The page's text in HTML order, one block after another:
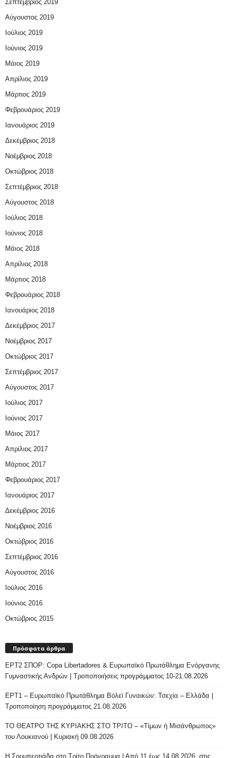
Σεπτέμβριος 2019
Αύγουστος 2019
Ιούλιος 2019
Ιούνιος 2019
Μάιος 2019
Απρίλιος 2019
Μάρτιος 2019
Φεβρουάριος 2019
Ιανουάριος 2019
Δεκέμβριος 2018
Νοέμβριος 2018
Οκτώβριος 2018
Σεπτέμβριος 2018
Αύγουστος 2018
Ιούλιος 2018
Ιούνιος 2018
Μάιος 2018
Απρίλιος 2018
Μάρτιος 2018
Φεβρουάριος 2018
Ιανουάριος 2018
Δεκέμβριος 2017
Νοέμβριος 2017
Οκτώβριος 2017
Σεπτέμβριος 2017
Αύγουστος 2017
Ιούλιος 2017
Ιούνιος 2017
Μάιος 2017
Απρίλιος 2017
Μάρτιος 2017
Φεβρουάριος 2017
Ιανουάριος 2017
Δεκέμβριος 2016
Νοέμβριος 2016
Οκτώβριος 2016
Σεπτέμβριος 2016
Αύγουστος 2016
Ιούλιος 2016
Ιούνιος 2016
Οκτώβριος 2015
Πρόσφατα άρθρα
ΕΡΤ2 ΣΠΟΡ: Copa Libertadores & Ευρωπαϊκό Πρωτάθλημα Ενόργανης
Γυμναστικής Ανδρών | Τροποποιήσεις προγράμματος 10-21.08.2026
ΕΡΤ1 – Ευρωπαϊκό Πρωτάθλημα Βόλεϊ Γυναικών: Τσεχία – Ελλάδα |
Τροποποίηση προγράμματος 21.08.2026
ΤΟ ΘΕΑΤΡΟ ΤΗΣ ΚΥΡΙΑΚΗΣ ΣΤΟ ΤΡΙΤΟ – «Τίμων ή Μισάνθρωπος»
του Λουκιανού | Κυριακή 09.08.2026
H Σουμπερτιάδα στο Τρίτο Πρόγραμμα | Από 11 έως 14.08.2026, στις